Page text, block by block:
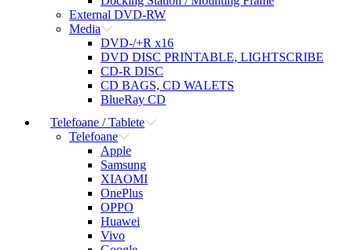
External DVD-RW
Media
DVD-/+R x16
DVD DISC PRINTABLE, LIGHTSCRIBE
CD-R DISC
CD BAGS, CD WALETS
BlueRay CD
Telefoane / Tablete
Telefoane
Apple
Samsung
XIAOMI
OnePlus
OPPO
Huawei
Vivo